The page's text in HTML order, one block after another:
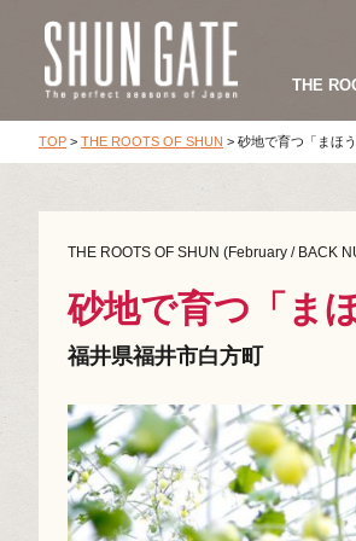
THE
TOP > THE ROOTS OF SHUN > 砂地で育つ「まほ
THE ROOTS OF SHUN (February / BACK
砂地で育つ「ま
福井県福井市白方町